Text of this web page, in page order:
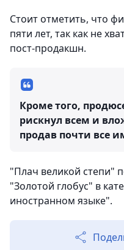
Стоит отметить, что
пяти лет, так как не
пост-продакшн.
Кроме того,
рискнул всем и
продав почти все
"Плач великой степи"
"Золотой глобус" в
иностранном языке".